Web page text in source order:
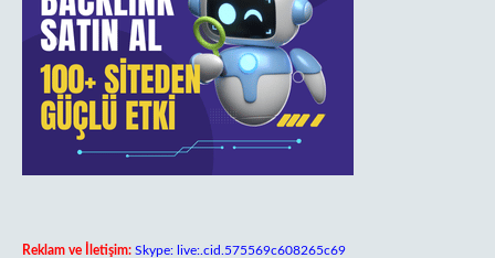
Reklam ve İletişim: Skype: live:.cid.575569c608265c69